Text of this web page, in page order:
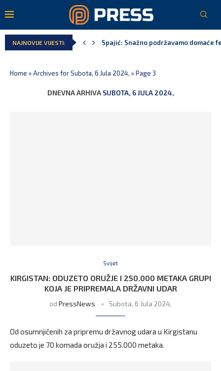
NAJNOVIJE VIJESTI:
MPNI do kraja jula realizovalo
Home »Archives for Subota, 6 Jula 2024, »Page 3
DNEVNA ARHIVA SUBOTA, 6 JULA 2024,
Svijet
KIRGISTAN: ODUZETO ORUŽJE I 250.000 METAKA GRUPI
KOJA JE PRIPREMALA DRŽAVNI UDAR
od PressNews Subota, 6 Jula 2024,
Od osumnjičenih za pripremu državnog udara u Kirgistanu
oduzeto je 70 komada oružja i 255.000 metaka.